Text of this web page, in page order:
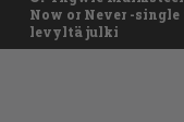
Now or Never -
levyltä julki